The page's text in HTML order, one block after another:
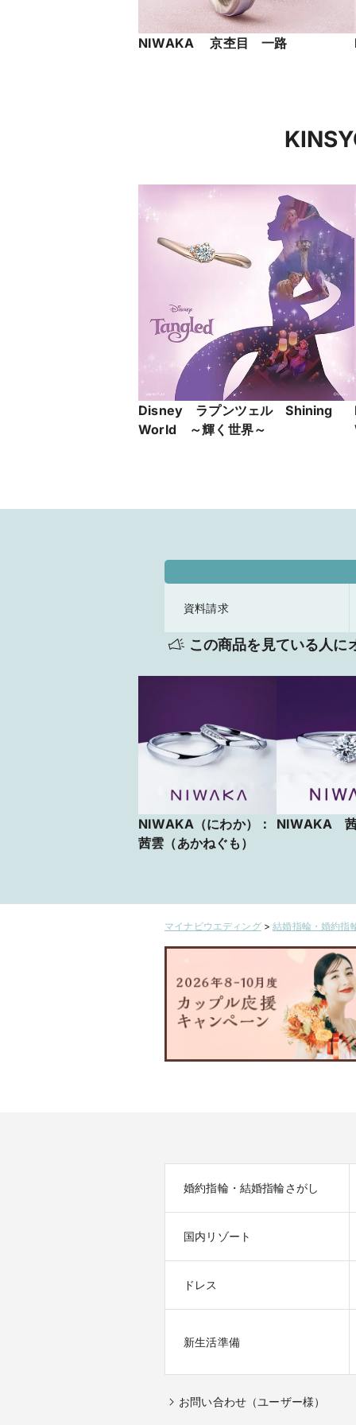
NIWAKA 京杢目 一路
Disney ラプンツェル Shining
World ～輝く世界～
資料請求
この商品を見ている人に
NIWAKA（にわか）：
茜雲（あかねぐも）
NIWAKA
マイナビウエディング>結婚指輪・婚約指
婚約指輪・結婚指輪さがし
国内リゾート
ドレス
新生活準備
お問い合わせ（ユーザー様）